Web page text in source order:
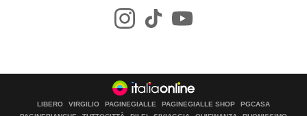
LIBERO VIRGILIO PAGINEGIALLE PAGINEGIALLE SHOP
PGCASA